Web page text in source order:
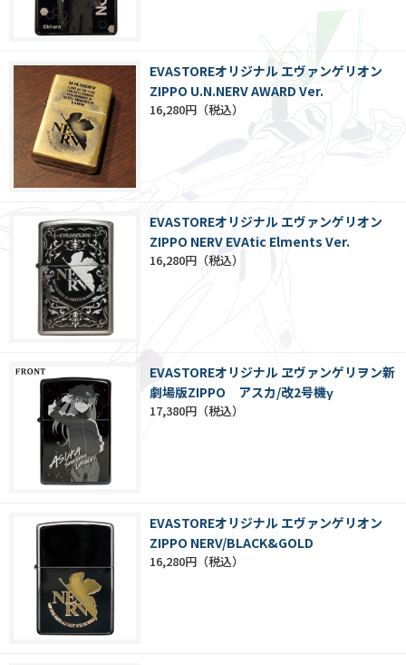
EVASTOREオリジナル エヴァンゲリオン
ZIPPO U.N.NERV AWARD Ver.
16,280円
EVASTOREオリジナル エヴァンゲリオン
ZIPPO NERV EVAtic Elments Ver.
16,280円
EVASTOREオリジナル ヱヴァンゲリヲン新
劇場版ZIPPO アスカ/改2号機γ
17,380円
EVASTOREオリジナル エヴァンゲリオン
ZIPPO NERV/BLACK&GOLD
16,280円